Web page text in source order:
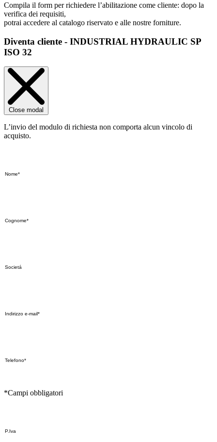
Compila il form per richiedere l’abilitazione come cliente: dopo la
verifica dei requisiti,
potrai accedere al catalogo riservato e alle nostre forniture.
Diventa cliente - INDUSTRIAL HYDRAULIC SP
ISO 32
Close modal
L’invio del modulo di richiesta non comporta alcun vincolo di
acquisto.
*Campi obbligatori